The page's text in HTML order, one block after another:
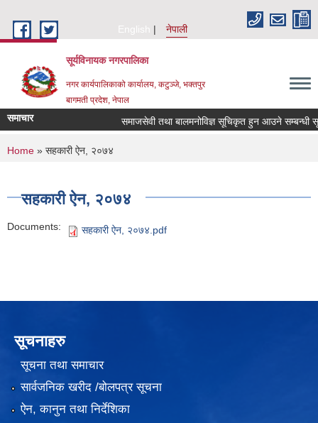
English
नेपाली
सूर्यविनायक नगरपालिका
नगर कार्यपालिकाको कार्यालय, कटुञ्जे, भक्तपुर
बागमती प्रदेश, नेपाल
समाचार समाजसेवी तथा बालमनोविज्ञ सूचिकृत हुन आउने सम्बन्धी
You are here
Home » सहकारी ऐन, २०७४
सहकारी ऐन, २०७४
Documents: सहकारी ऐन, २०७४.pdf
सूचनाहरु
सूचना तथा समाचार
सार्वजनिक खरीद /बोलपत्र सूचना
ऐन, कानुन तथा निर्देशिका